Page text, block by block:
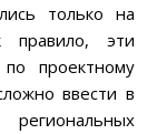
только на
правило, эти
проектному
ввести в